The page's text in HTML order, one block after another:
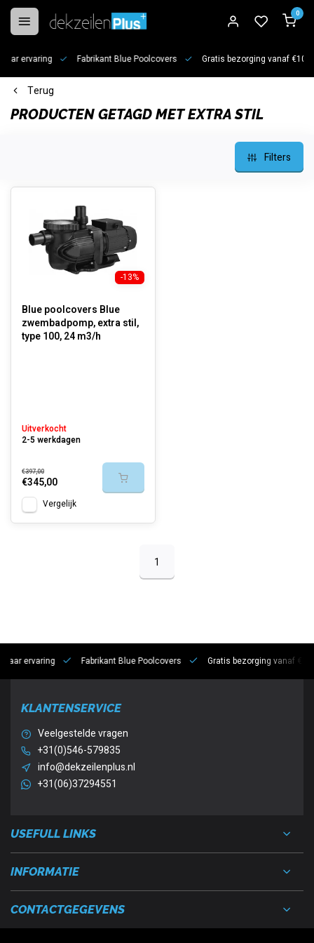
0
jaar ervaring Fabrikant Blue Poolcovers Gratis bezorging vanaf €100*
Terug
PRODUCTEN GETAGD MET EXTRA STIL
Filters
-13%
Blue poolcovers Blue
zwembadpomp, extra stil,
type 100, 24 m3/h
Uitverkocht
2-5 werkdagen
€397,00
€345,00
Vergelijk
1
jaar ervaring Fabrikant Blue Poolcovers Gratis bezorging vanaf
KLANTENSERVICE
Veelgestelde vragen
+31(0)546-579835
info@dekzeilenplus.nl
+31(06)37294551
USEFULL LINKS
INFORMATIE
CONTACTGEGEVENS